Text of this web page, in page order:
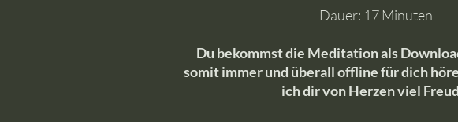
Dauer: 17 Minuten
Du bekommst die Meditation als
somit immer und überall offline für dich
ich dir von Herzen viel